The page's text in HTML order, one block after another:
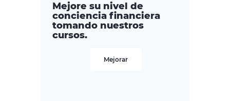
Mejore su nivel de
conciencia financiera
tomando nuestros
cursos.
Mejorar